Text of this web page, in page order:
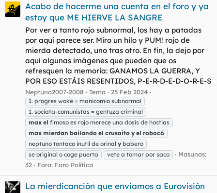
Acabo de hacerme una cuenta en el foro y ya
estoy que ME HIERVE LA SANGRE
Por ver a tanto rojo subnormal, los hay a patadas
por aquí parece ser. Miro un hilo y PUM! rojo de
mierda detectado, uno tras otro. En fin, la dejo por
aquí algunas imágenes que pueden que os
refresquen la memoria: GANAMOS LA GUERRA, Y
POR ESO ESTÁIS RESENTIDOS, P-E-R-D-E-D-O-R-E-S
Neptuno2007-2008 Tema 25 Feb 2024
1. progres woke = manicomio subnormal
1. sociata-comunistas = gentuza criminal
max el fimoso es rojo merece una dosis de hostias
max mierdan bailando el crusaito y el robocó
neptuno tontaco inutil de orinal y babero
se original o coge puerta
vete a tomar por saco
Masunos:
32
Foro: Foro Política
La mierdicanción que enviamos a Eurovisión